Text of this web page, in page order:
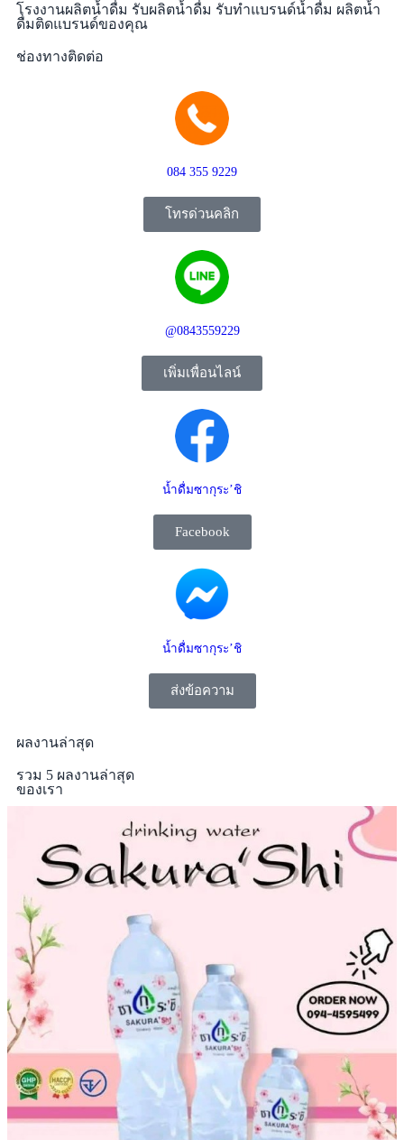
โรงงานผลิตน้ำดื่ม รับผลิตน้ำดื่ม รับทำแบรนด์น้ำดื่ม ผลิตน้ำ
ดื่มติดแบรนด์ของคุณ
ช่องทางติดต่อ
084 355 9229
โทรด่วนคลิก
@0843559229
เพิ่มเพื่อนไลน์
น้ำดื่มซากุระ’ชิ
Facebook
น้ำดื่มซากุระ’ชิ
ส่งข้อความ
ผลงานล่าสุด
รวม 5 ผลงานล่าสุด
ของเรา